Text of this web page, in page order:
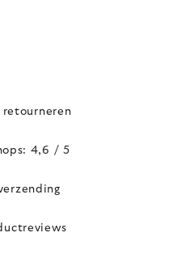
retourneren
4,6 / 5